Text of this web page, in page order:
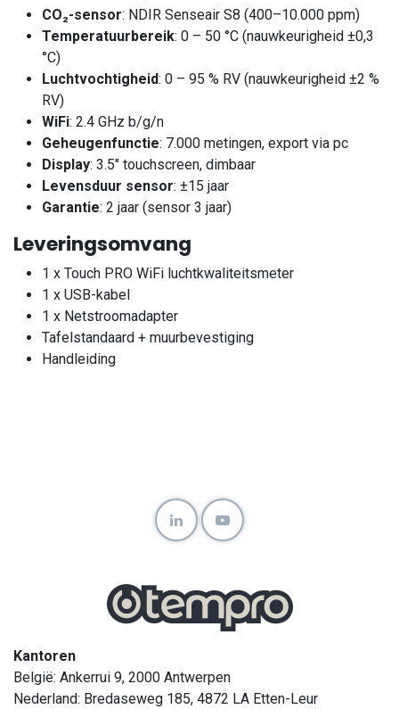
CO₂-sensor: NDIR Senseair S8 (400–10.000 ppm)
Temperatuurbereik: 0 – 50 °C (nauwkeurigheid ±0,3
°C)
Luchtvochtigheid: 0 – 95 % RV (nauwkeurigheid ±2 %
RV)
WiFi: 2.4 GHz b/g/n
Geheugenfunctie: 7.000 metingen, export via pc
Display: 3.5" touchscreen, dimbaar
Levensduur sensor: ±15 jaar
Garantie: 2 jaar (sensor 3 jaar)
Leveringsomvang
1 x Touch PRO WiFi luchtkwaliteitsmeter
1 x USB-kabel
1 x Netstroomadapter
Tafelstandaard + muurbevestiging
Handleiding
Kantoren
België: Ankerrui 9, 2000 Antwerpen
Nederland: Bredaseweg 185, 4872 LA Etten-Leur